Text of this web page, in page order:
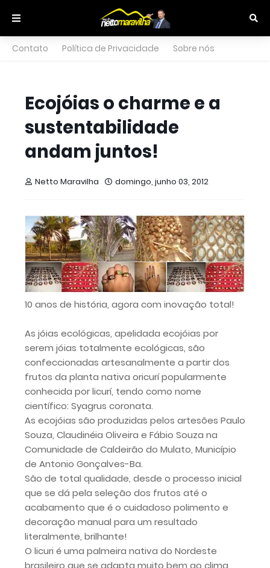
Contato Política de Privacidade Sobre nós
Ecojóias o charme e a
sustentabilidade
andam juntos!
Netto Maravilha domingo, junho 03, 2012
10 anos de história, agora com inovação total!
As jóias ecológicas, apelidada ecojóias por
serem jóias totalmente ecológicas, são
confeccionadas artesanalmente a partir dos
frutos da planta nativa oricurí popularmente
conhecida por licurí, tendo como nome
científico: Syagrus coronata.
As ecojóias são produzidas pelos artesões Paulo
Souza, Claudinéia Oliveira e Fábio Souza na
Comunidade de Caldeirão do Mulato, Município
de Antonio Gonçalves-Ba.
São de total qualidade, desde o processo inicial
que se dá pela seleção dos frutos até o
acabamento que é o cuidadoso polimento e
decoração manual para um resultado
literalmente, brilhante!
O licuri é uma palmeira nativa do Nordeste
brasileiro que se adapta muito bem ao clima